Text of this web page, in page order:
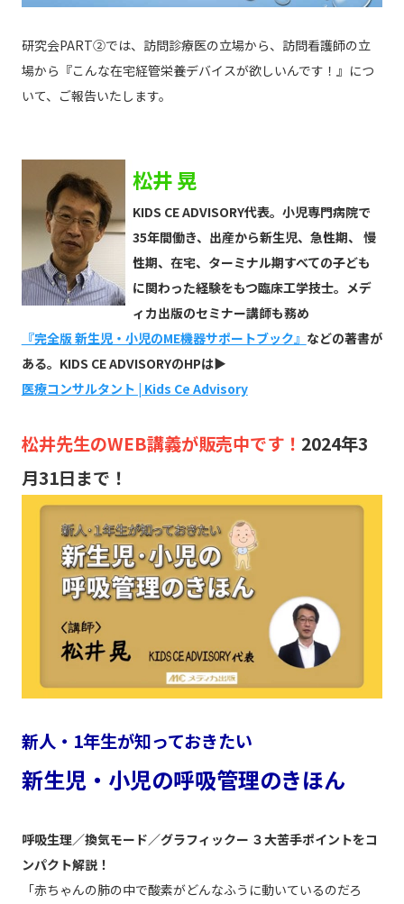
研究会PART②では、訪問診療医の立場から、訪問看護師の立
場から『こんな在宅経管栄養デバイスが欲しいんです！』につ
いて、ご報告いたします。
松井 晃
KIDS CE ADVISORY代表。小児専門病院で
35年間働き、出産から新生児、急性期、 慢
性期、在宅、ターミナル期すべての子ども
に関わった経験をもつ臨床工学技士。メデ
ィカ出版のセミナー講師も務め
『完全版 新生児・小児のME機器サポートブック』 などの著書が
ある。KIDS CE ADVISORYのHPは▶
医療コンサルタント | Kids Ce Advisory
松井先生のWEB講義が販売中です！ 2024年3
月31日まで！
新人・1年生が知っておきたい
新生児・小児の呼吸管理のきほん
呼吸生理／換気モード／グラフィックー ３大苦手ポイントをコ
ンパクト解説！
「赤ちゃんの肺の中で酸素がどんなふうに動いているのだろ